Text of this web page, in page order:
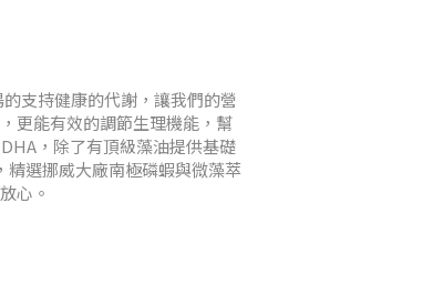
支持健康的代謝，讓我們的營
更能有效的調節生理機能，幫
，除了有頂級藻油提供基礎
精選挪威大廠南極磷蝦與微藻萃
放心。